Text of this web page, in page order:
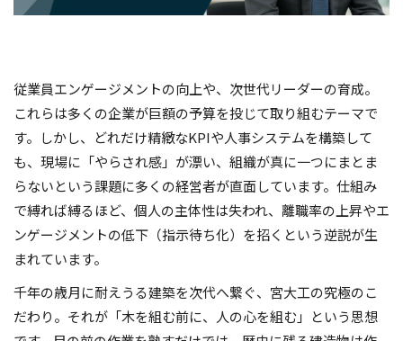
従業員エンゲージメントの向上や、次世代リーダーの育成。
これらは多くの企業が巨額の予算を投じて取り組むテーマで
す。しかし、どれだけ精緻なKPIや人事システムを構築して
も、現場に「やらされ感」が漂い、組織が真に一つにまとま
らないという課題に多くの経営者が直面しています。仕組み
で縛れば縛るほど、個人の主体性は失われ、離職率の上昇やエ
ンゲージメントの低下（指示待ち化）を招くという逆説が生
まれています。
千年の歳月に耐えうる建築を次代へ繋ぐ、宮大工の究極のこ
だわり。それが「木を組む前に、人の心を組む」という思想